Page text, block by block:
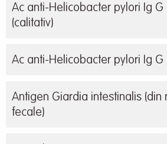
Ac anti-Helicobacter pylori Ig G
(calitativ)
Ac anti-Helicobacter pylori Ig G
Antigen Giardia intestinalis (din
fecale)